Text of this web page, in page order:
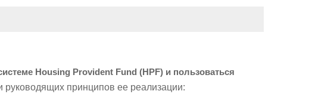
Housing Provident Fund (HPF) и пользоваться
принципов ее реализации: